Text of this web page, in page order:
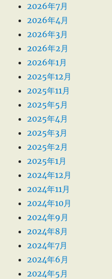
2026年7月
2026年4月
2026年3月
2026年2月
2026年1月
2025年12月
2025年11月
2025年5月
2025年4月
2025年3月
2025年2月
2025年1月
2024年12月
2024年11月
2024年10月
2024年9月
2024年8月
2024年7月
2024年6月
2024年5月